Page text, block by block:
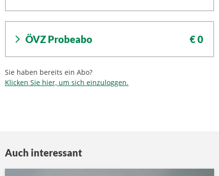
ÖVZ Probeabo € 0
Sie haben bereits ein Abo?
Klicken Sie hier, um sich einzuloggen.
Auch interessant